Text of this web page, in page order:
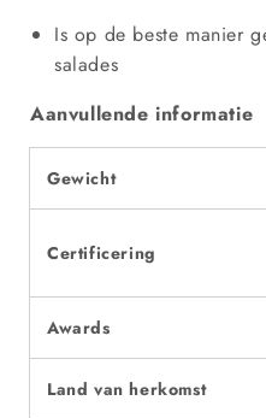
Is op de beste manier
salades
Aanvullende informatie
Gewicht
Certificering
Awards
Land van herkomst